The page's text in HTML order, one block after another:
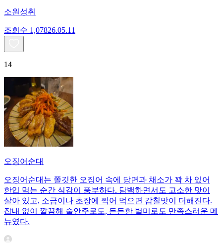
소원성취
조회수 1,07826.05.11
14
오징어순대
오징어순대는 쫄깃한 오징어 속에 당면과 채소가 꽉 차 있어
한입 먹는 순간 식감이 풍부하다. 담백하면서도 고소한 맛이
살아 있고, 소금이나 초장에 찍어 먹으면 감칠맛이 더해진다.
잡내 없이 깔끔해 술안주로도, 든든한 별미로도 만족스러운 메
뉴였다.